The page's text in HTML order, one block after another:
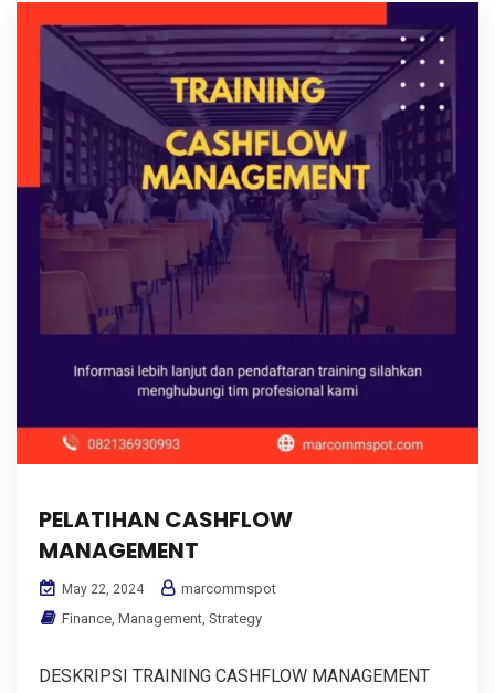
PELATIHAN CASHFLOW
MANAGEMENT
May 22, 2024
marcommspot
Finance Management Strategy
DESKRIPSI TRAINING CASHFLOW MANAGEMENT